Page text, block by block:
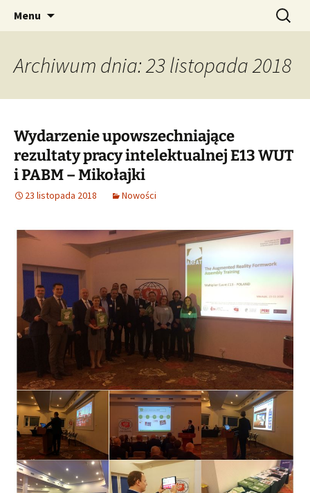
ARFAT
AUGMENTED REALITY FORMWORK ASSEMBLY
TRAINING
Menu Szukaj:
Archiwum dnia: 23 listopada 2018
Wydarzenie upowszechniające
rezultaty pracy intelektualnej E13 WUT
i PABM – Mikołajki
23 listopada 2018 Nowości